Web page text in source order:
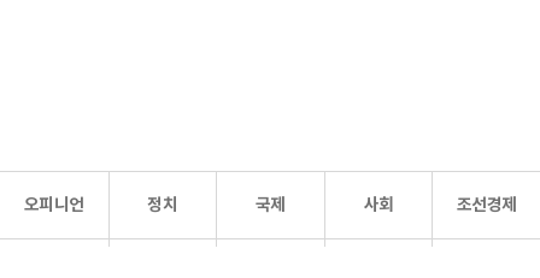
오피니언 정치 국제 사회 조선경제